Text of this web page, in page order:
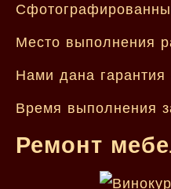
Место выполнения
Нами дана
Время выполнения
Ремонт